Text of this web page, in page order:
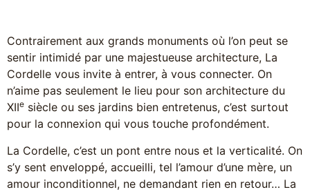
Contrairement aux grands monuments où l’on peut se
sentir intimidé par une majestueuse architecture, La
Cordelle vous invite à entrer, à vous connecter. On
n’aime pas seulement le lieu pour son architecture du
XIIe siècle ou ses jardins bien entretenus, c’est surtout
pour la connexion qui vous touche profondément.
La Cordelle, c’est un pont entre nous et la verticalité. On
s’y sent enveloppé, accueilli, tel l’amour d’une mère, un
amour inconditionnel, ne demandant rien en retour… La